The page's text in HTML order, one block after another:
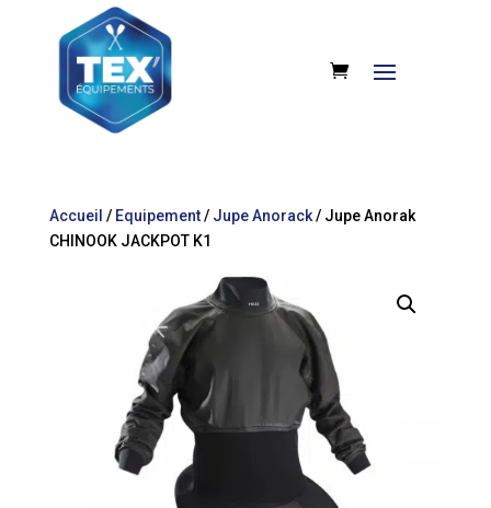
Accueil / Equipement/ Jupe Anorack/ Jupe Anorak
CHINOOK JACKPOT K1